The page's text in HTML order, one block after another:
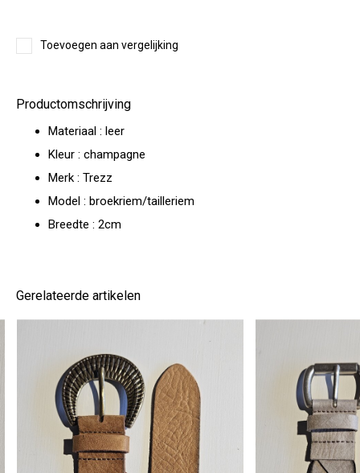
Toevoegen aan vergelijking
Productomschrijving
Materiaal : leer
Kleur : champagne
Merk : Trezz
Model : broekriem/tailleriem
Breedte : 2cm
Gerelateerde artikelen